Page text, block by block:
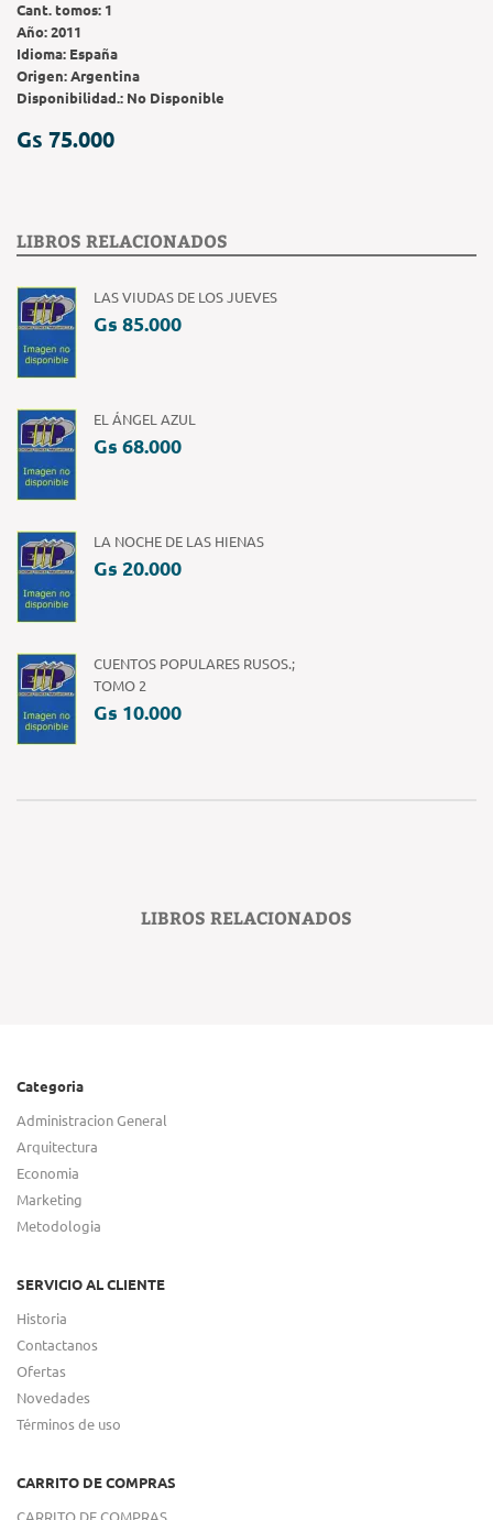
Cant. tomos: 1
Año:2011
Idioma: España
Origen:Argentina
Disponibilidad.: No Disponible
Gs 75.000
LIBROS RELACIONADOS
LAS VIUDAS DE LOS JUEVES
Gs 85.000
EL ÁNGEL AZUL
Gs 68.000
LA NOCHE DE LAS HIENAS
Gs 20.000
CUENTOS POPULARES RUSOS.;
TOMO 2
Gs 10.000
LIBROS RELACIONADOS
Categoria
Administracion General
Arquitectura
Economia
Marketing
Metodologia
SERVICIO AL CLIENTE
Historia
Contactanos
Ofertas
Novedades
Términos de uso
CARRITO DE COMPRAS
CARRITO DE COMPRAS